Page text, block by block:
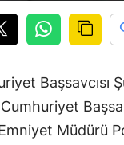
Başsavcısı
Emniyet Müdürü